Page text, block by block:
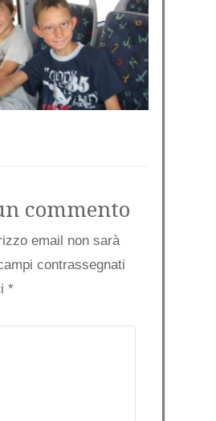
commento
email non sarà
contrassegnati
*